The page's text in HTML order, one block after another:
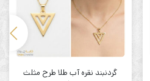
گردنبند نقره آب طلا طرح مثلث